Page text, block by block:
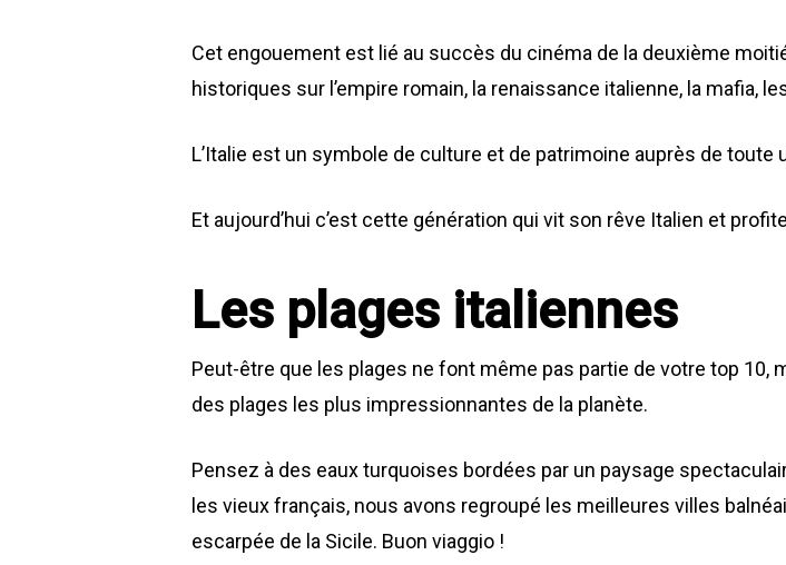
Cet engouement est lié au succès du cinéma de la deuxième
historiques sur l’empire romain, la renaissance italienne, la mafia,
L’Italie est un symbole de culture et de patrimoine auprès de toute
Et aujourd’hui c’est cette génération qui vit son rêve Italien et
Les plages italiennes
Peut-être que les plages ne font même pas partie de votre top
des plages les plus impressionnantes de la planète.
Pensez à des eaux turquoises bordées par un paysage
les vieux français, nous avons regroupé les meilleures villes
escarpée de la Sicile. Buon viaggio !